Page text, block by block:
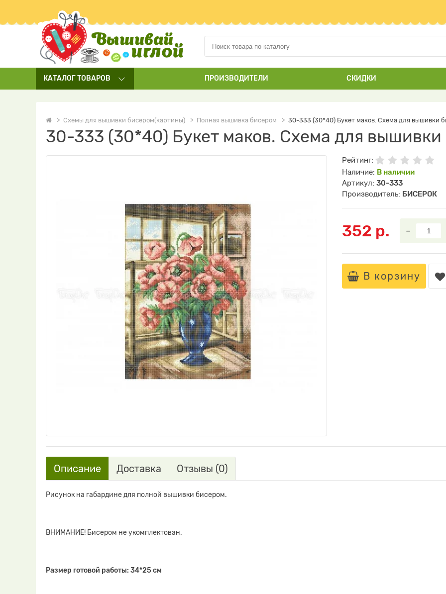
КАТАЛОГТОВАРОВ ПРОИЗВОДИТЕЛИ СКИДКИ
Схемы для вышивки бисером(картины) Полная вышивка бисером 30-333 (30*40) Букет маков. Схема для вышивки
30-333 (30*40) Букет маков. Схема для
Рейтинг:
Наличие: В наличии
Артикул: 30-333
Производитель: БИСЕРОК
352 р. –
В корзину
Описание Доставка Отзывы (0)
Рисунок на габардине для полной вышивки бисером.
ВНИМАНИЕ! Бисером не укомплектован.
Размер готовой работы: 34*25 см